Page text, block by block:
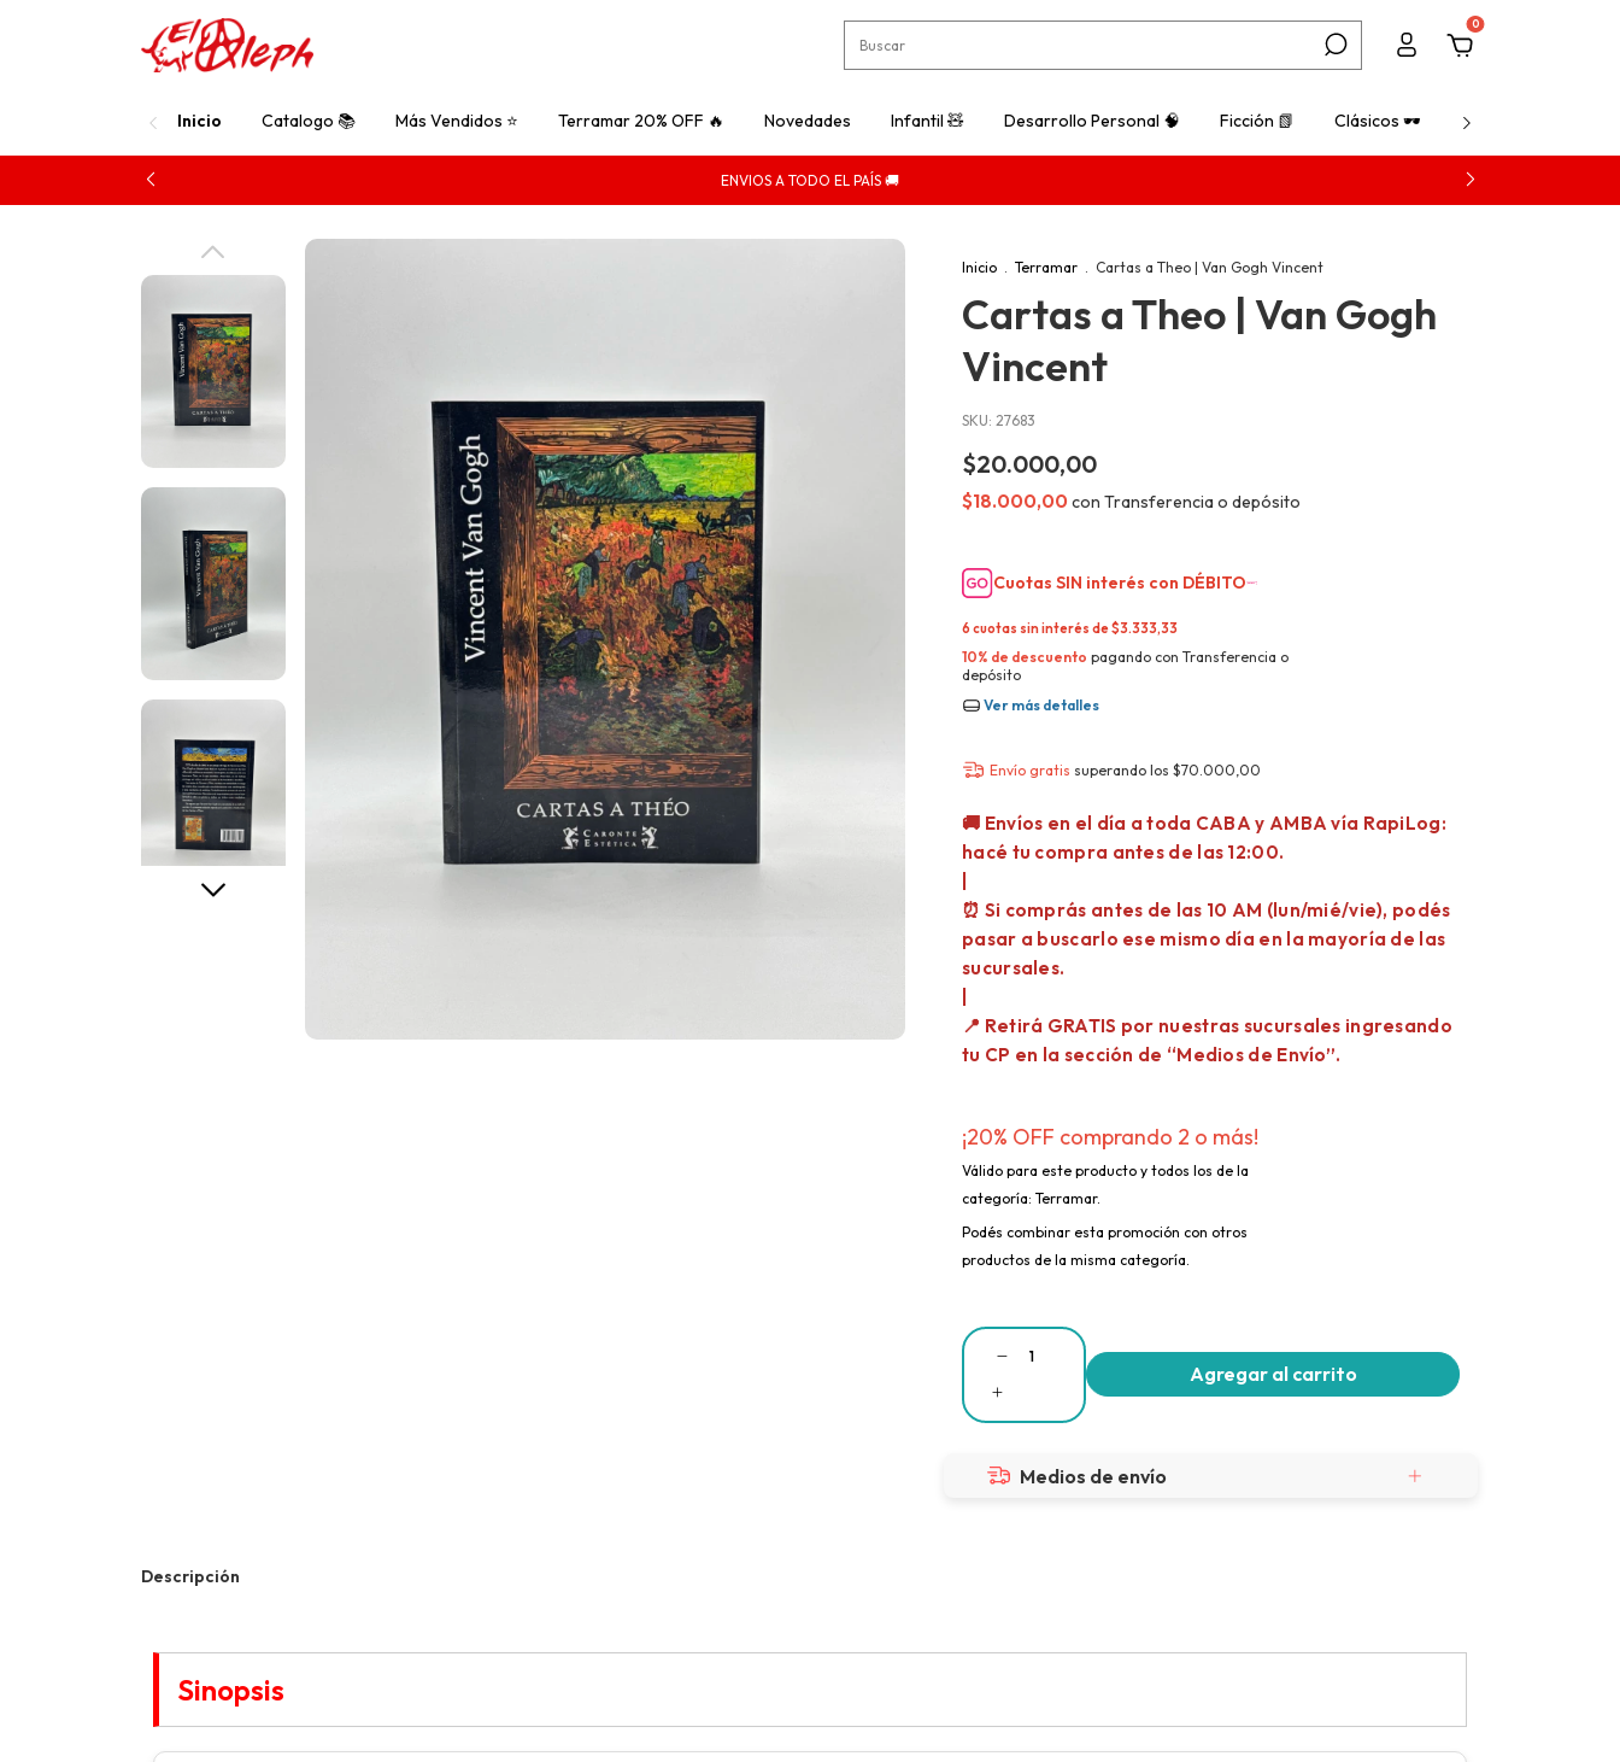
0
Inicio Catalogo 📚 Más Vendidos ⭐ Terramar 20% OFF 🔥 Novedades Infantil 🧸 Desarrollo Personal 🧠 Ficción 📗 Clásicos 🕶️ ¿Cómo comprar? 💡
ENVIOS A TODO EL PAÍS 🚚
Inicio Terramar Cartas a Theo | Van Gogh Vincent
Cartas a Theo | Van Gogh
Vincent
SKU: 27683
$20.000,00
$18.000,00 con Transferencia o depósito
Cuotas SIN interés con DÉBITO
6 cuotas sin interés de$3.333,33
10% de descuento pagando con Transferencia o
depósito
Ver más detalles
Envío gratis superando los $70.000,00
¡20% OFF comprando 2 o más!
Válido para este producto y todos los de la
categoría: Terramar.
Podés combinar esta promoción con otros
productos de la misma categoría.
Medios de envío
Descripción
Sinopsis